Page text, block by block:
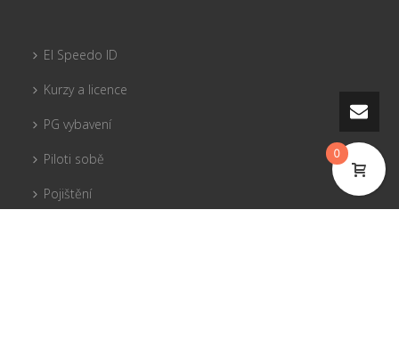
El Speedo ID
Kurzy a licence
PG vybavení
Piloti sobě
Pojištění
0